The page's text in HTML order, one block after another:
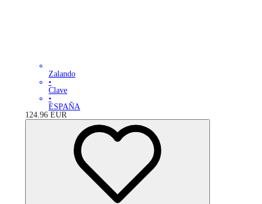
Zalando
•
Clave
•
ESPAÑA
124.96 EUR